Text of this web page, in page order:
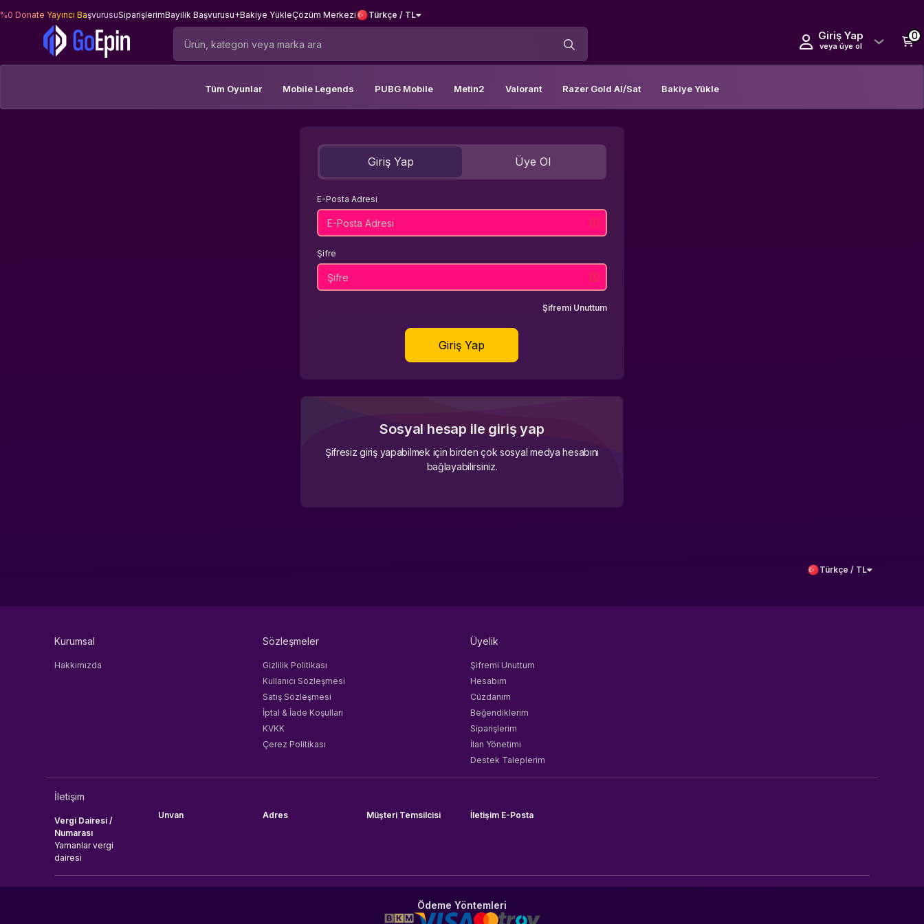
%0 Donate Yayıncı BaşvurusuSiparişlerimBayilik Başvurusu+Bakiye YükleÇözüm Merkezi Türkçe / TL
Giriş Yap
veya üye ol
0
Tüm Oyunlar Mobile Legends PUBG Mobile Metin2 Valorant Razer Gold Al/Sat Bakiye Yükle
Giriş Yap Üye Ol
E-Posta Adresi
Şifre
Şifremi Unuttum
Giriş Yap
Sosyal hesap ile giriş yap
Şifresiz giriş yapabilmek için birden çok sosyal medya hesabını
bağlayabilirsiniz.
Türkçe / TL
Kurumsal
Hakkımızda
Sözleşmeler
Gizlilik Politikası
Kullanıcı Sözleşmesi
Satış Sözleşmesi
İptal & İade Koşulları
KVKK
Çerez Politikası
Üyelik
Şifremi Unuttum
Hesabım
Cüzdanım
Beğendiklerim
Siparişlerim
İlan Yönetimi
Destek Taleplerim
İletişim
Vergi Dairesi /
Numarası
Yamanlar vergi
dairesi
Unvan Adres Müşteri Temsilcisi İletişim E-Posta
Ödeme Yöntemleri